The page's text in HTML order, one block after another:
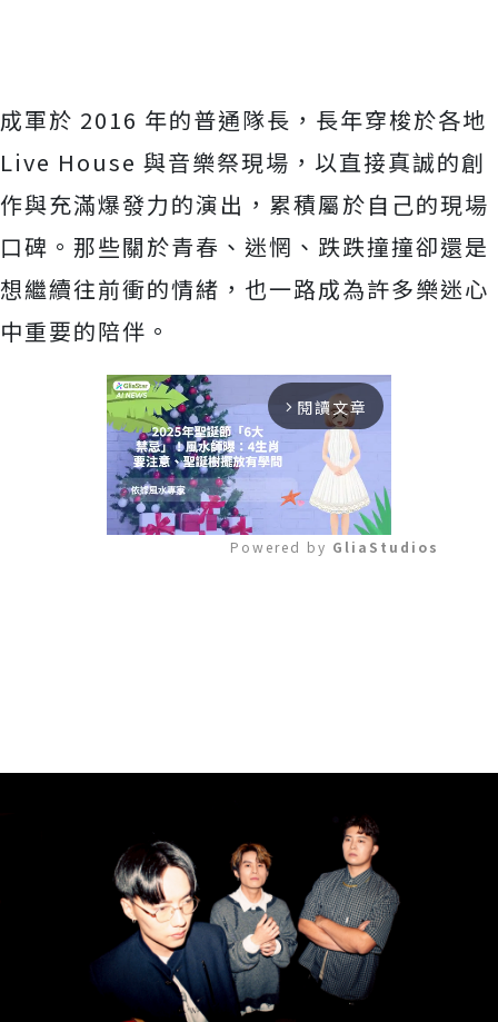
成軍於 2016 年的普通隊長，長年穿梭於各地
Live House 與音樂祭現場，以直接真誠的創
作與充滿爆發力的演出， 累積屬於自己的現場
口碑。那些關於青春、迷惘、 跌跌撞撞卻還是
想繼續往前衝的情緒， 也一路成為許多樂迷心
中重要的陪伴。
arrow_forward_ios 閱讀文章
Powered by GliaStudios